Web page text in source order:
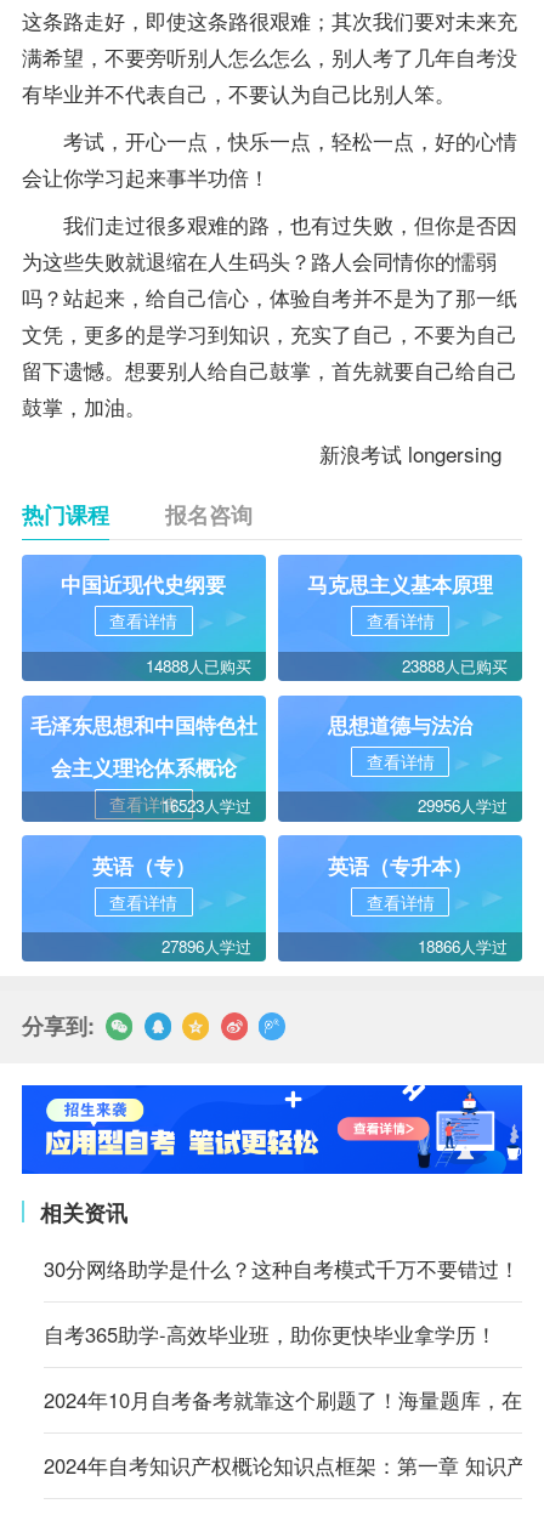
这条路走好，即使这条路很艰难；其次我们要对未来充
满希望，不要旁听别人怎么怎么，别人考了几年自考没
有毕业并不代表自己，不要认为自己比别人笨。
考试，开心一点，快乐一点，轻松一点，好的心情
会让你学习起来事半功倍！
我们走过很多艰难的路，也有过失败，但你是否因
为这些失败就退缩在人生码头？路人会同情你的懦弱
吗？站起来，给自己信心，体验自考并不是为了那一纸
文凭，更多的是学习到知识，充实了自己，不要为自己
留下遗憾。想要别人给自己鼓掌，首先就要自己给自己
鼓掌，加油。
新浪考试 longersing
热门课程 报名咨询
中国近现代史纲要
查看详情
14888人已购买
马克思主义基本原理
查看详情
23888人已购买
毛泽东思想和中国特色社
会主义理论体系概论
查看详情16523人学过
思想道德与法治
查看详情
29956人学过
英语（专）
查看详情
27896人学过
英语（专升本）
查看详情
18866人学过
分享到:
相关资讯
30分网络助学是什么？这种自考模式千万不要错过！
自考365助学-高效毕业班，助你更快毕业拿学历！
2024年10月自考备考就靠这个刷题了！海量题库，在
2024年自考知识产权概论知识点框架：第一章 知识产